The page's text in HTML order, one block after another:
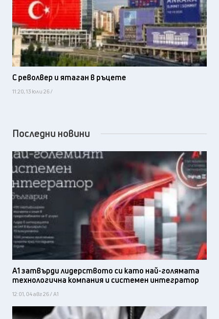
С револвер и ятаган в ръцете
11:20, 13 юли 26 /
Последни новини
А1 затвърди лидерството си като най-голямата
технологична компания и системен интегратор
12:01, 04 авг 26 / А1